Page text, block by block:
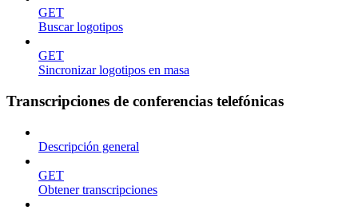
GET
Buscar logotipos
GET
Sincronizar logotipos en masa
Transcripciones de conferencias telefónicas
Descripción general
GET
Obtener transcripciones